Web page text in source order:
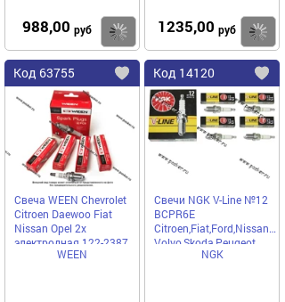
988,00 руб Купить
1235,00 руб
Код 63755
Добавить
избранное
Свеча WEEN Chevrolet
Citroen Daewoo Fiat
Nissan Opel 2х
электродная 122-2387
[упаковка 4 шт.]
WEEN
Код 14120
в
Свечи NGK V-Line №12
BCPR6E
Volvo,Skoda,Peugeot
NGK